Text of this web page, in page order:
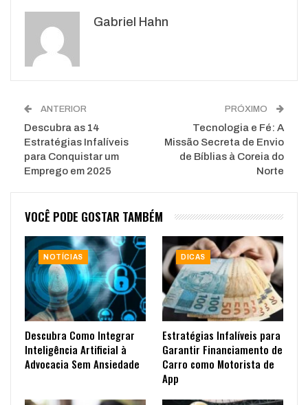
WhatsApp
Gabriel Hahn
ANTERIOR
Descubra as 14
Estratégias Infalíveis
para Conquistar um
Emprego em 2025
PRÓXIMO
Tecnologia e Fé: A
Missão Secreta de Envio
de Bíblias à Coreia do
Norte
VOCÊ PODE GOSTAR TAMBÉM
NOTÍCIAS
Descubra Como Integrar
Inteligência Artificial à
Advocacia Sem Ansiedade
DICAS
Estratégias Infalíveis para
Garantir Financiamento de
Carro como Motorista de
App